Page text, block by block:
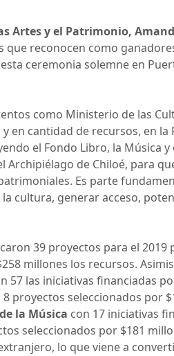
Artes y el Patrimonio,
reconocen como
ceremonia solemne en
como Ministerio de las
en cantidad de recursos, en la
el Fondo Libro, la Música y
de Chiloé, para
Es parte
cultura, generar acceso,
39 proyectos para el
millones los recursos.
57 las iniciativas financiadas
8 proyectos seleccionados por
la Música con 17 iniciativas
seleccionados por $181
lo que viene a